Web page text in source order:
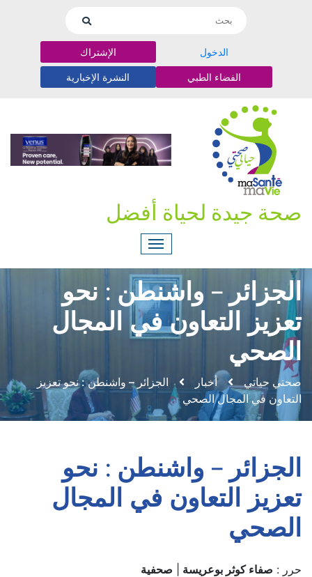
الدخول الإشتراك
الفضاء الطبي النشرة الإخبارية
صحة جيدة لحياة أفضل
الجزائر – واشنطن : نحو
تعزيز التعاون في المجال
الصحي
صحتي حياتي أخبار
الجزائر – واشنطن : نحو تعزيز
التعاون في المجال الصحي
الجزائر – واشنطن : نحو
تعزيز التعاون في المجال
الصحي
حرر : صفاء كوثر بوعريسة
صحفية